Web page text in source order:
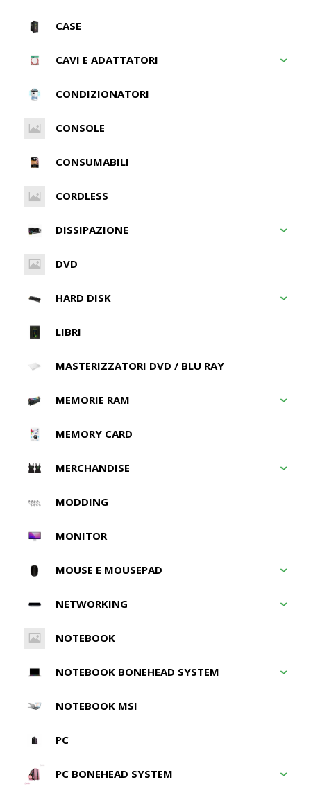
CASE
CAVI E ADATTATORI
CONDIZIONATORI
CONSOLE
CONSUMABILI
CORDLESS
DISSIPAZIONE
DVD
HARD DISK
LIBRI
MASTERIZZATORI DVD / BLU RAY
MEMORIE RAM
MEMORY CARD
MERCHANDISE
MODDING
MONITOR
MOUSE E MOUSEPAD
NETWORKING
NOTEBOOK
NOTEBOOK BONEHEAD SYSTEM
NOTEBOOK MSI
PC
PC BONEHEAD SYSTEM